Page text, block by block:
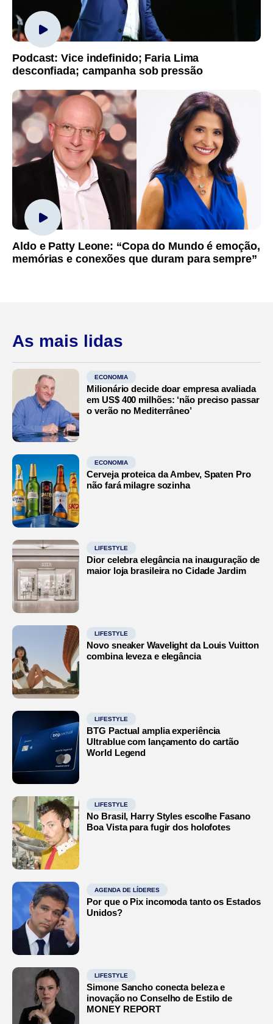
Podcast: Vice indefinido; Faria Lima
desconfiada; campanha sob pressão
Aldo e Patty Leone: “Copa do Mundo é emoção,
memórias e conexões que duram para sempre”
As mais lidas
ECONOMIA
Milionário decide doar empresa avaliada
em US$ 400 milhões: ‘não preciso passar
o verão no Mediterrâneo’
ECONOMIA
Cerveja proteica da Ambev, Spaten Pro
não fará milagre sozinha
LIFESTYLE
Dior celebra elegância na inauguração de
maior loja brasileira no Cidade Jardim
LIFESTYLE
Novo sneaker Wavelight da Louis Vuitton
combina leveza e elegância
LIFESTYLE
BTG Pactual amplia experiência
Ultrablue com lançamento do cartão
World Legend
LIFESTYLE
No Brasil, Harry Styles escolhe Fasano
Boa Vista para fugir dos holofotes
AGENDA DE LÍDERES
Por que o Pix incomoda tanto os Estados
Unidos?
LIFESTYLE
Simone Sancho conecta beleza e
inovação no Conselho de Estilo de
MONEY REPORT